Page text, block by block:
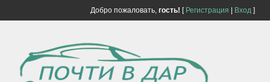
Добро пожаловать, гость! [ Регистрация Вход]